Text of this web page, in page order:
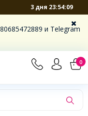
3 дня 23:54:09
и Telegram
0